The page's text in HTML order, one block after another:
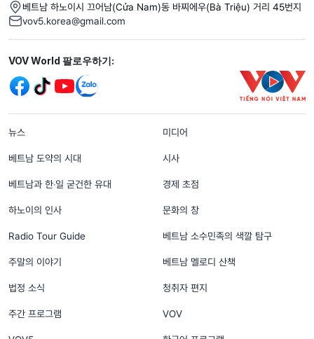
베트남 하노이시 끄어남(Cửa Nam)동 바찌에우(Bà Triệu) 거리 45번지
vov5.korea@gmail.com
Mạng xã hội
VOV World 팔로우하기:
menu footer tiếng Hàn
뉴스 미디어
베트남 도약의 시대 시사
베트남과 한‧일 굳건한 유대 경제 초점
하노이의 인사 문화의 창
Radio Tour Guide 베트남 소수민족의 색깔 탐구
주말의 이야기 베트남 멜로디 산책
법정 소식 청취자 편지
주간 프로그램 VOV